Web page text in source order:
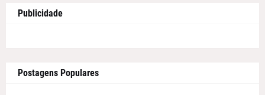
Publicidade
Postagens Populares